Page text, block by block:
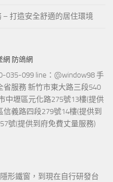
打造安全舒適的居住環境
網 防鴿網
035-099 line：@window98 手
服務 新竹市東大路三段540
中壢區元化路275號13樓(提供
義路四段279號14樓(提供到
號(提供到府免費丈量服務)
形鐵窗，到現在自行研發台